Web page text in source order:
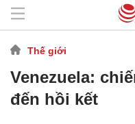
Thế giới
Venezuela:
đến hồi kết